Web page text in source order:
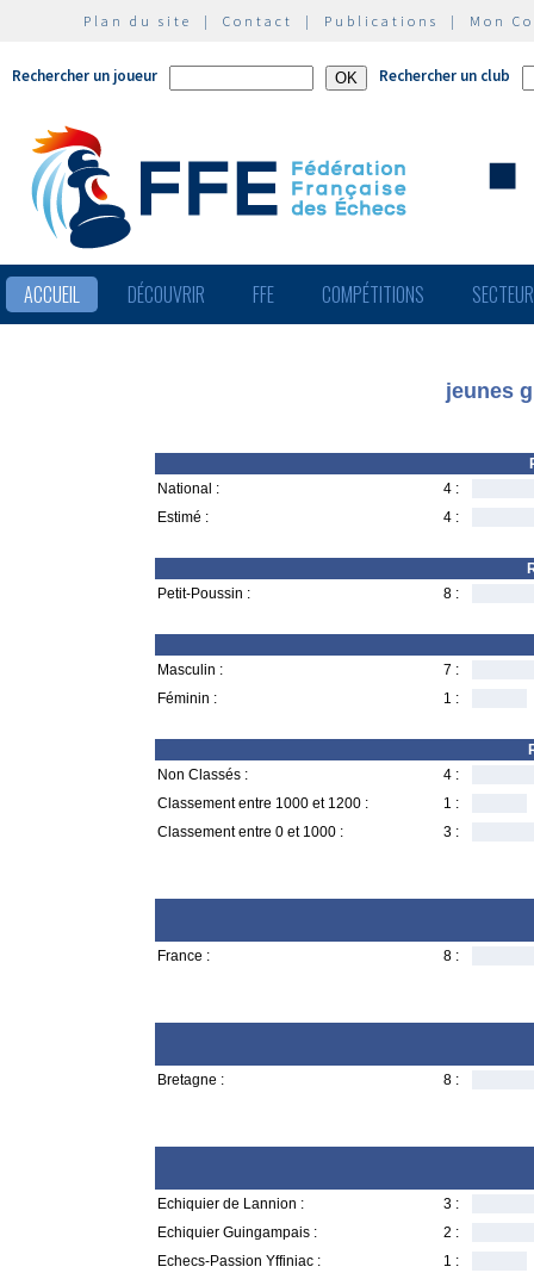
Plan du site | Contact | Publications | Mon
Rechercher un joueur Rechercher un club
ACCUEIL DÉCOUVRIR FFE COMPÉTITIONS
jeunes
National :
4 :
Estimé :
4 :
Petit-Poussin :
8 :
Masculin :
7 :
Féminin :
1 :
Non Classés :
4 :
Classement entre 1000 et 1200 :
1 :
Classement entre 0 et 1000 :
3 :
France : 8 :
Bretagne : 8 :
Echiquier de Lannion :
3 :
Echiquier Guingampais :
2 :
Echecs-Passion Yffiniac :
1 :